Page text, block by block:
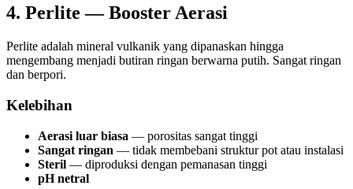
4. Perlite — Booster Aerasi
Perlite adalah mineral vulkanik yang dipanaskan hingga
mengembang menjadi butiran ringan berwarna putih. Sangat ringan
dan berpori.
Kelebihan
Aerasi luar biasa — porositas sangat tinggi
Sangat ringan — tidak membebani struktur pot atau instalasi
Steril — diproduksi dengan pemanasan tinggi
pH netral